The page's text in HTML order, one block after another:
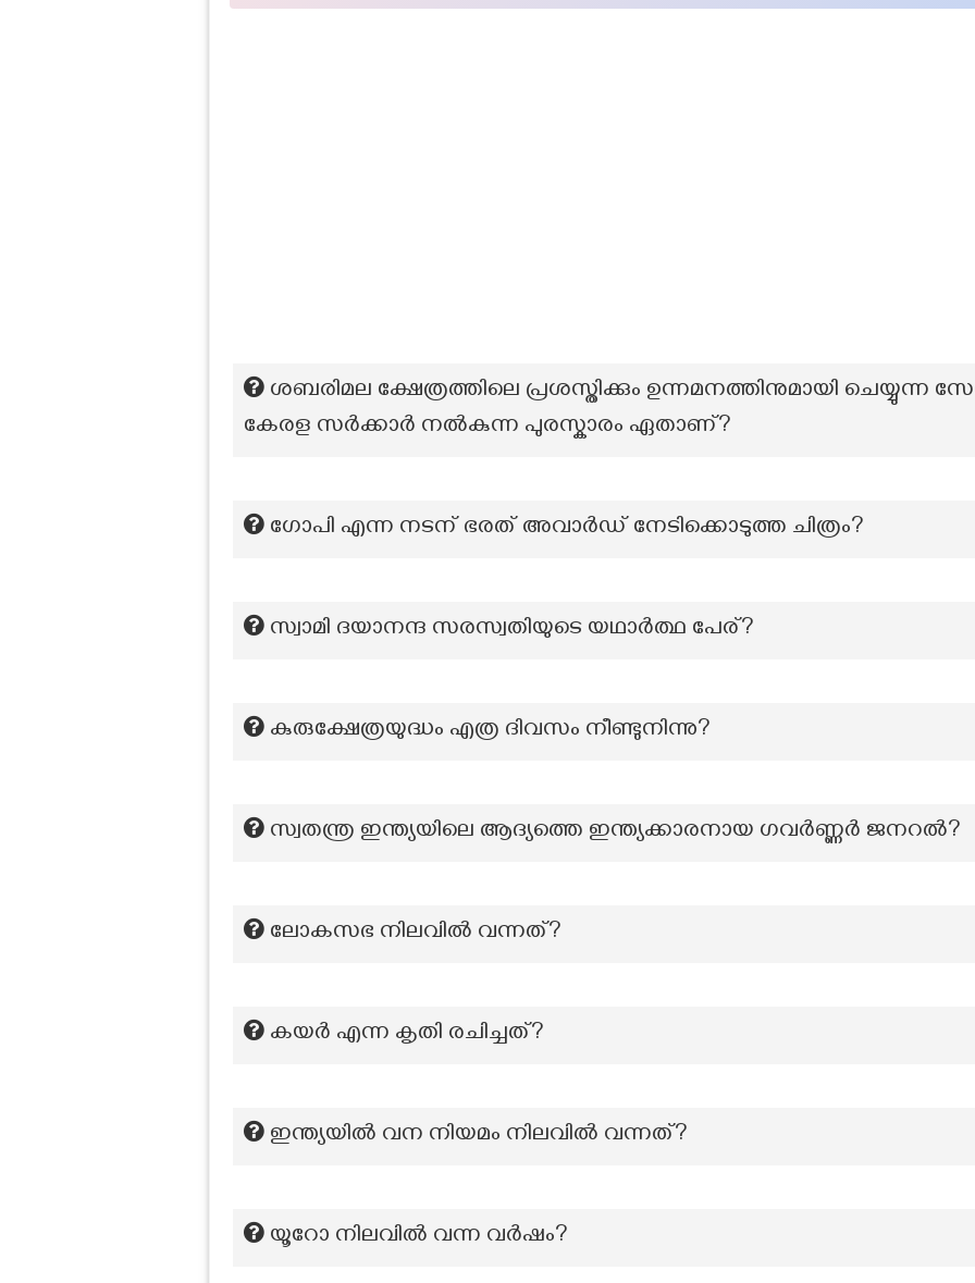
ശബരിമല ക്ഷേത്രത്തിലെ പ്രശസ്തിക്കും ഉന്നമനത്തിനുമായി ചെയ്യുന്ന
കേരള സർക്കാർ നൽകുന്ന പുരസ്കാരം ഏതാണ്?
ഗോപി എന്ന നടന് ഭരത് അവാര്‍ഡ് നേടിക്കൊടുത്ത ചിത്രം?
സ്വാമി ദയാനന്ദ സരസ്വതിയുടെ യഥാർത്ഥ പേര്?
കുരുക്ഷേത്രയുദ്ധം എത്ര ദിവസം നീണ്ടുനിന്നു?
സ്വതന്ത്ര ഇന്ത്യയിലെ ആദ്യത്തെ ഇന്ത്യക്കാരനായ ഗവർണ്ണർ ജനറൽ?
ലോകസഭ നിലവിൽ വന്നത്?
കയര്‍ എന്ന കൃതി രചിച്ചത്?
ഇന്ത്യയിൽ വന നിയമം നിലവിൽ വന്നത്?
യൂറോ നിലവിൽ വന്ന വർഷം?